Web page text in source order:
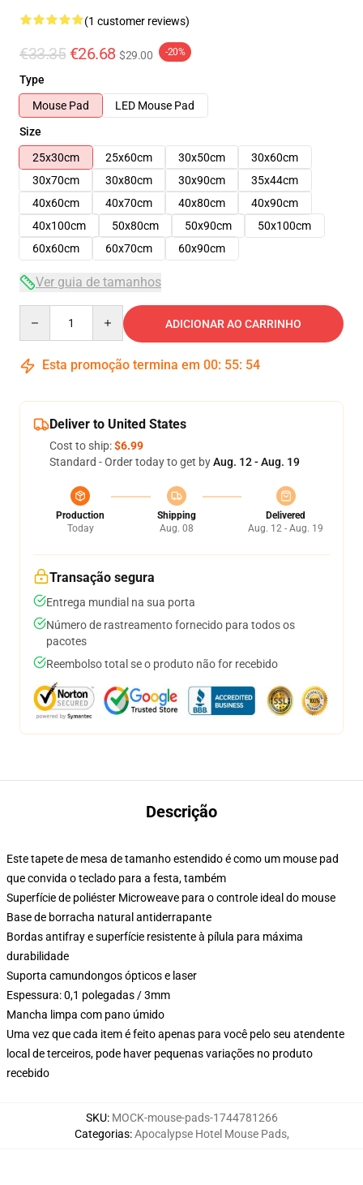
(1 customer reviews)
€33.35 €26.68 $29.00 -20%
Type
Mouse Pad
LED Mouse Pad
Size
25x30cm
25x60cm 30x50cm
30x60cm
30x70cm
30x80cm 30x90cm
35x44cm
40x60cm
40x70cm 40x80cm
40x90cm
40x100cm
50x80cm 50x90cm
50x100cm
60x60cm
60x70cm 60x90cm
Ver guia de tamanhos
ADICIONAR AO CARRINHO
Esta promoção termina em 00: 55: 54
Deliver to United States
Cost to ship:$6.99
Standard - Order today to get byAug. 12 - Aug. 19
Production
Today
Shipping
Aug. 08
Delivered
Aug. 12 - Aug. 19
Transação segura
Entrega mundial na sua porta
Número de rastreamento fornecido para todos os
pacotes
Reembolso total se o produto não for recebido
Descrição
Este tapete de mesa de tamanho estendido é como um mouse pad
que convida o teclado para a festa, também
Superfície de poliéster Microweave para o controle ideal do mouse
Base de borracha natural antiderrapante
Bordas antifray e superfície resistente à pílula para máxima
durabilidade
Suporta camundongos ópticos e laser
Espessura: 0,1 polegadas / 3mm
Mancha limpa com pano úmido
Uma vez que cada item é feito apenas para você pelo seu atendente
local de terceiros, pode haver pequenas variações no produto
recebido
SKU: MOCK-mouse-pads-1744781266
Categorias:Apocalypse Hotel Mouse Pads,